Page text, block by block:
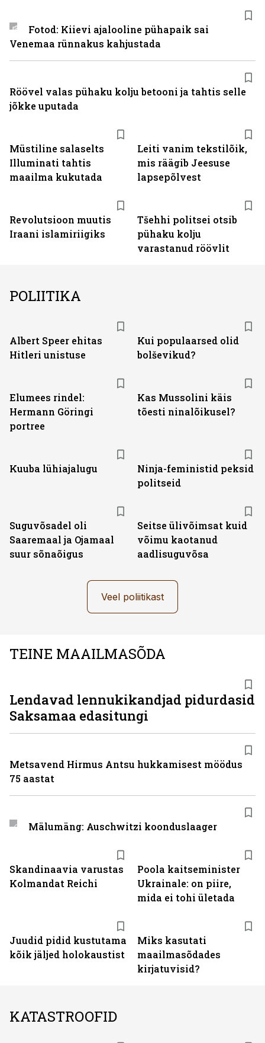
Müstiline salaselts
Illuminati tahtis
maailma kukutada
Leiti vanim tekstilõik,
mis räägib Jeesuse
lapsepõlvest
Revolutsioon muutis
Iraani islamiriigiks
Tšehhi politsei otsib
pühaku kolju
varastanud röövlit
Fotod: Kiievi ajalooline pühapaik sai
Venemaa rünnakus kahjustada
Röövel valas pühaku kolju betooni ja tahtis selle
jõkke uputada
POLIITIKA
Albert Speer ehitas
Hitleri unistuse
Kui populaarsed olid
bolševikud?
Elumees rindel:
Hermann Göringi
portree
Kas Mussolini käis
tõesti ninalõikusel?
Kuuba lühiajalugu
Ninja-feministid peksid
politseid
Suguvõsadel oli
Saaremaal ja Ojamaal
suur sõnaõigus
Seitse ülivõimsat kuid
võimu kaotanud
aadlisuguvõsa
Veel poliitikast
TEINE MAAILMASÕDA
Skandinaavia varustas
Kolmandat Reichi
Poola kaitseminister
Ukrainale: on piire,
mida ei tohi ületada
Juudid pidid kustutama
kõik jäljed holokaustist
Miks kasutati
maailmasõdades
kirjatuvisid?
Lendavad lennukikandjad pidurdasid
Saksamaa edasitungi
Metsavend Hirmus Antsu hukkamisest möödus
75 aastat
Mälumäng: Auschwitzi koonduslaager
KATASTROOFID